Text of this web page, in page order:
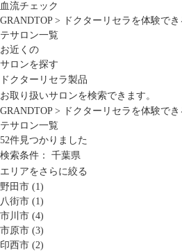
血流チェック
GRANDTOP> ドクターリセラを体験で
テサロン一覧
お近くの
サロンを探す
ドクターリセラ製品
お取り扱いサロンを検索できます。
GRANDTOP> ドクターリセラを体験で
テサロン一覧
52件見つかりました
検索条件：
千葉県
エリアをさらに絞る
野田市 (1)
八街市 (1)
市川市 (4)
市原市 (3)
印西市 (2)